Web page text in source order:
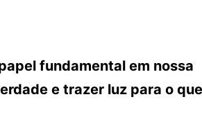
fundamental em nossa
e trazer luz para o